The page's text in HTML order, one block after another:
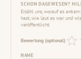
SCHON DAGEWESEN?
Erzähl uns, worauf es
hast, wie laut es war und
veröffentlicht.
Bewertung (optional)
NAME